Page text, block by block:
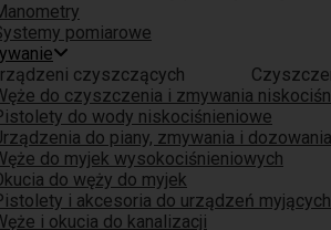
pomiarowe
do czyszczenia i zmywania
do wody niskociśnieniowe
do piany, zmywania i dozowania
do myjek wysokociśnieniowych
do węży do myjek
i akcesoria do urządzeń myjących
i okucia do kanalizacji